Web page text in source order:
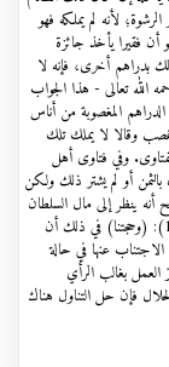
لأنه لم يملكه فهو
ولا لغيره". "الفتاوى الهندية" (5/ 342): " لو أن فقيرا يأخذ جائزة
بدراهم أخرى، فإنه لا
الله تعالى - هذا الجواب
المغصوبة من أناس
وقالا لا يملك تلك
وفي فتاوى أهل
أو لم يشتر ذلك ولكن
ينظر إلى مال السلطان
ويبني الحكم عليه، هكذا في الذخيرة". "المبسوط للسرخسي" (10/ 197): (وحجتنا) في ذلك أن
عنها في حالة
العمل بغالب الرأي
فإن حل التناول هناك